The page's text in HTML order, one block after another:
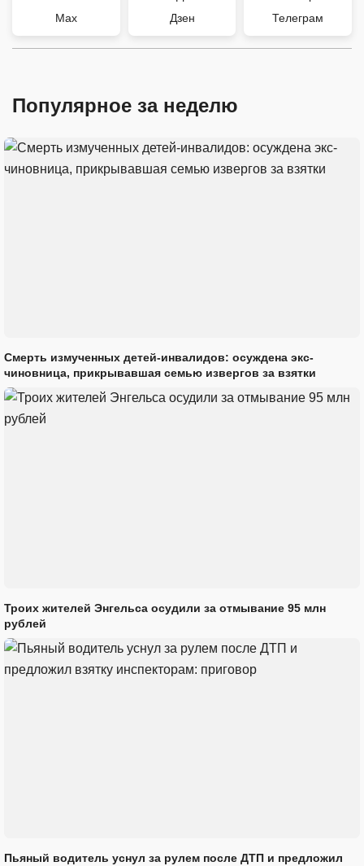
Max Дзен Телеграм
Популярное за неделю
Смерть измученных детей-инвалидов: осуждена экс-
чиновница, прикрывавшая семью извергов за взятки
Троих жителей Энгельса осудили за отмывание 95 млн
рублей
Пьяный водитель уснул за рулем после ДТП и предложил